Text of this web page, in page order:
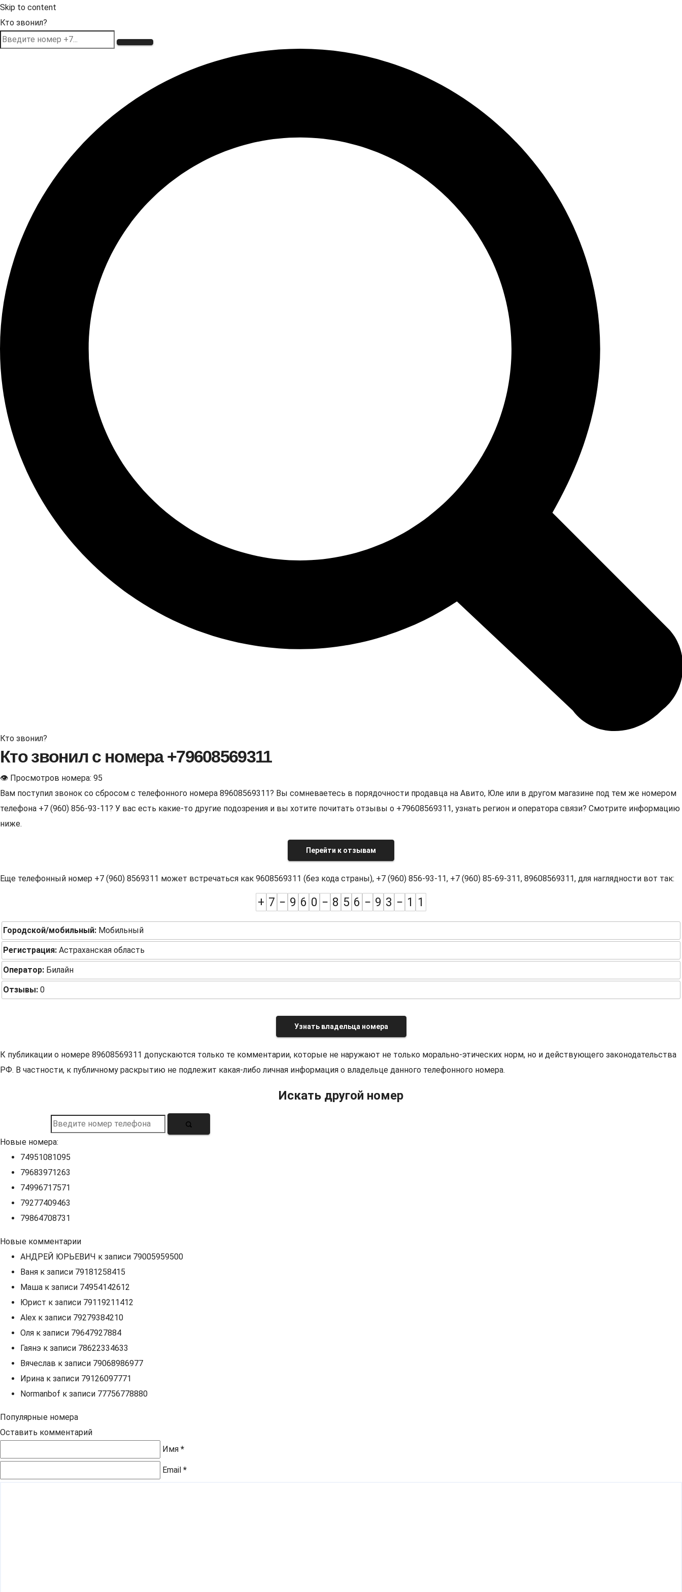
Skip to content
Кто звонил?
Кто звонил?
Кто звонил с номера +79608569311
👁 Просмотров номера: 95
Вам поступил звонок со сбросом с телефонного номера 89608569311? Вы сомневаетесь в порядочности продавца на Авито, Юле или в другом магазине под тем же номером
телефона +7 (960) 856-93-11? У вас есть какие-то другие подозрения и вы хотите почитать отзывы о +79608569311, узнать регион и оператора связи? Смотрите информацию
ниже.
Перейти к отзывам
Еще телефонный номер +7 (960) 8569311 может встречаться как 9608569311 (без кода страны), +7 (960) 856-93-11, +7 (960) 85-69-311, 89608569311, для наглядности вот так:
+ 7 − 9 6 0 − 8 5 6 − 9 3 − 1 1
Городской/мобильный: Мобильный
Регистрация: Астраханская область
Оператор: Билайн
Отзывы: 0
Узнать владельца номера
К публикации о номере 89608569311 допускаются только те комментарии, которые не наружают не только морально-этических норм, но и действующего законодательства
РФ. В частности, к публичному раскрытию не подлежит какая-либо личная информация о владельце данного телефонного номера.
Искать другой номер
Новые номера:
74951081095
79683971263
74996717571
79277409463
79864708731
Новые комментарии
АНДРЕЙ ЮРЬЕВИЧ к записи 79005959500
Ваня к записи 79181258415
Маша к записи 74954142612
Юрист к записи 79119211412
Alex к записи 79279384210
Оля к записи 79647927884
Гаянэ к записи 78622334633
Вячеслав к записи 79068986977
Ирина к записи 79126097771
Normanbof к записи 77756778880
Популярные номера
Оставить комментарий
Имя *
Email *